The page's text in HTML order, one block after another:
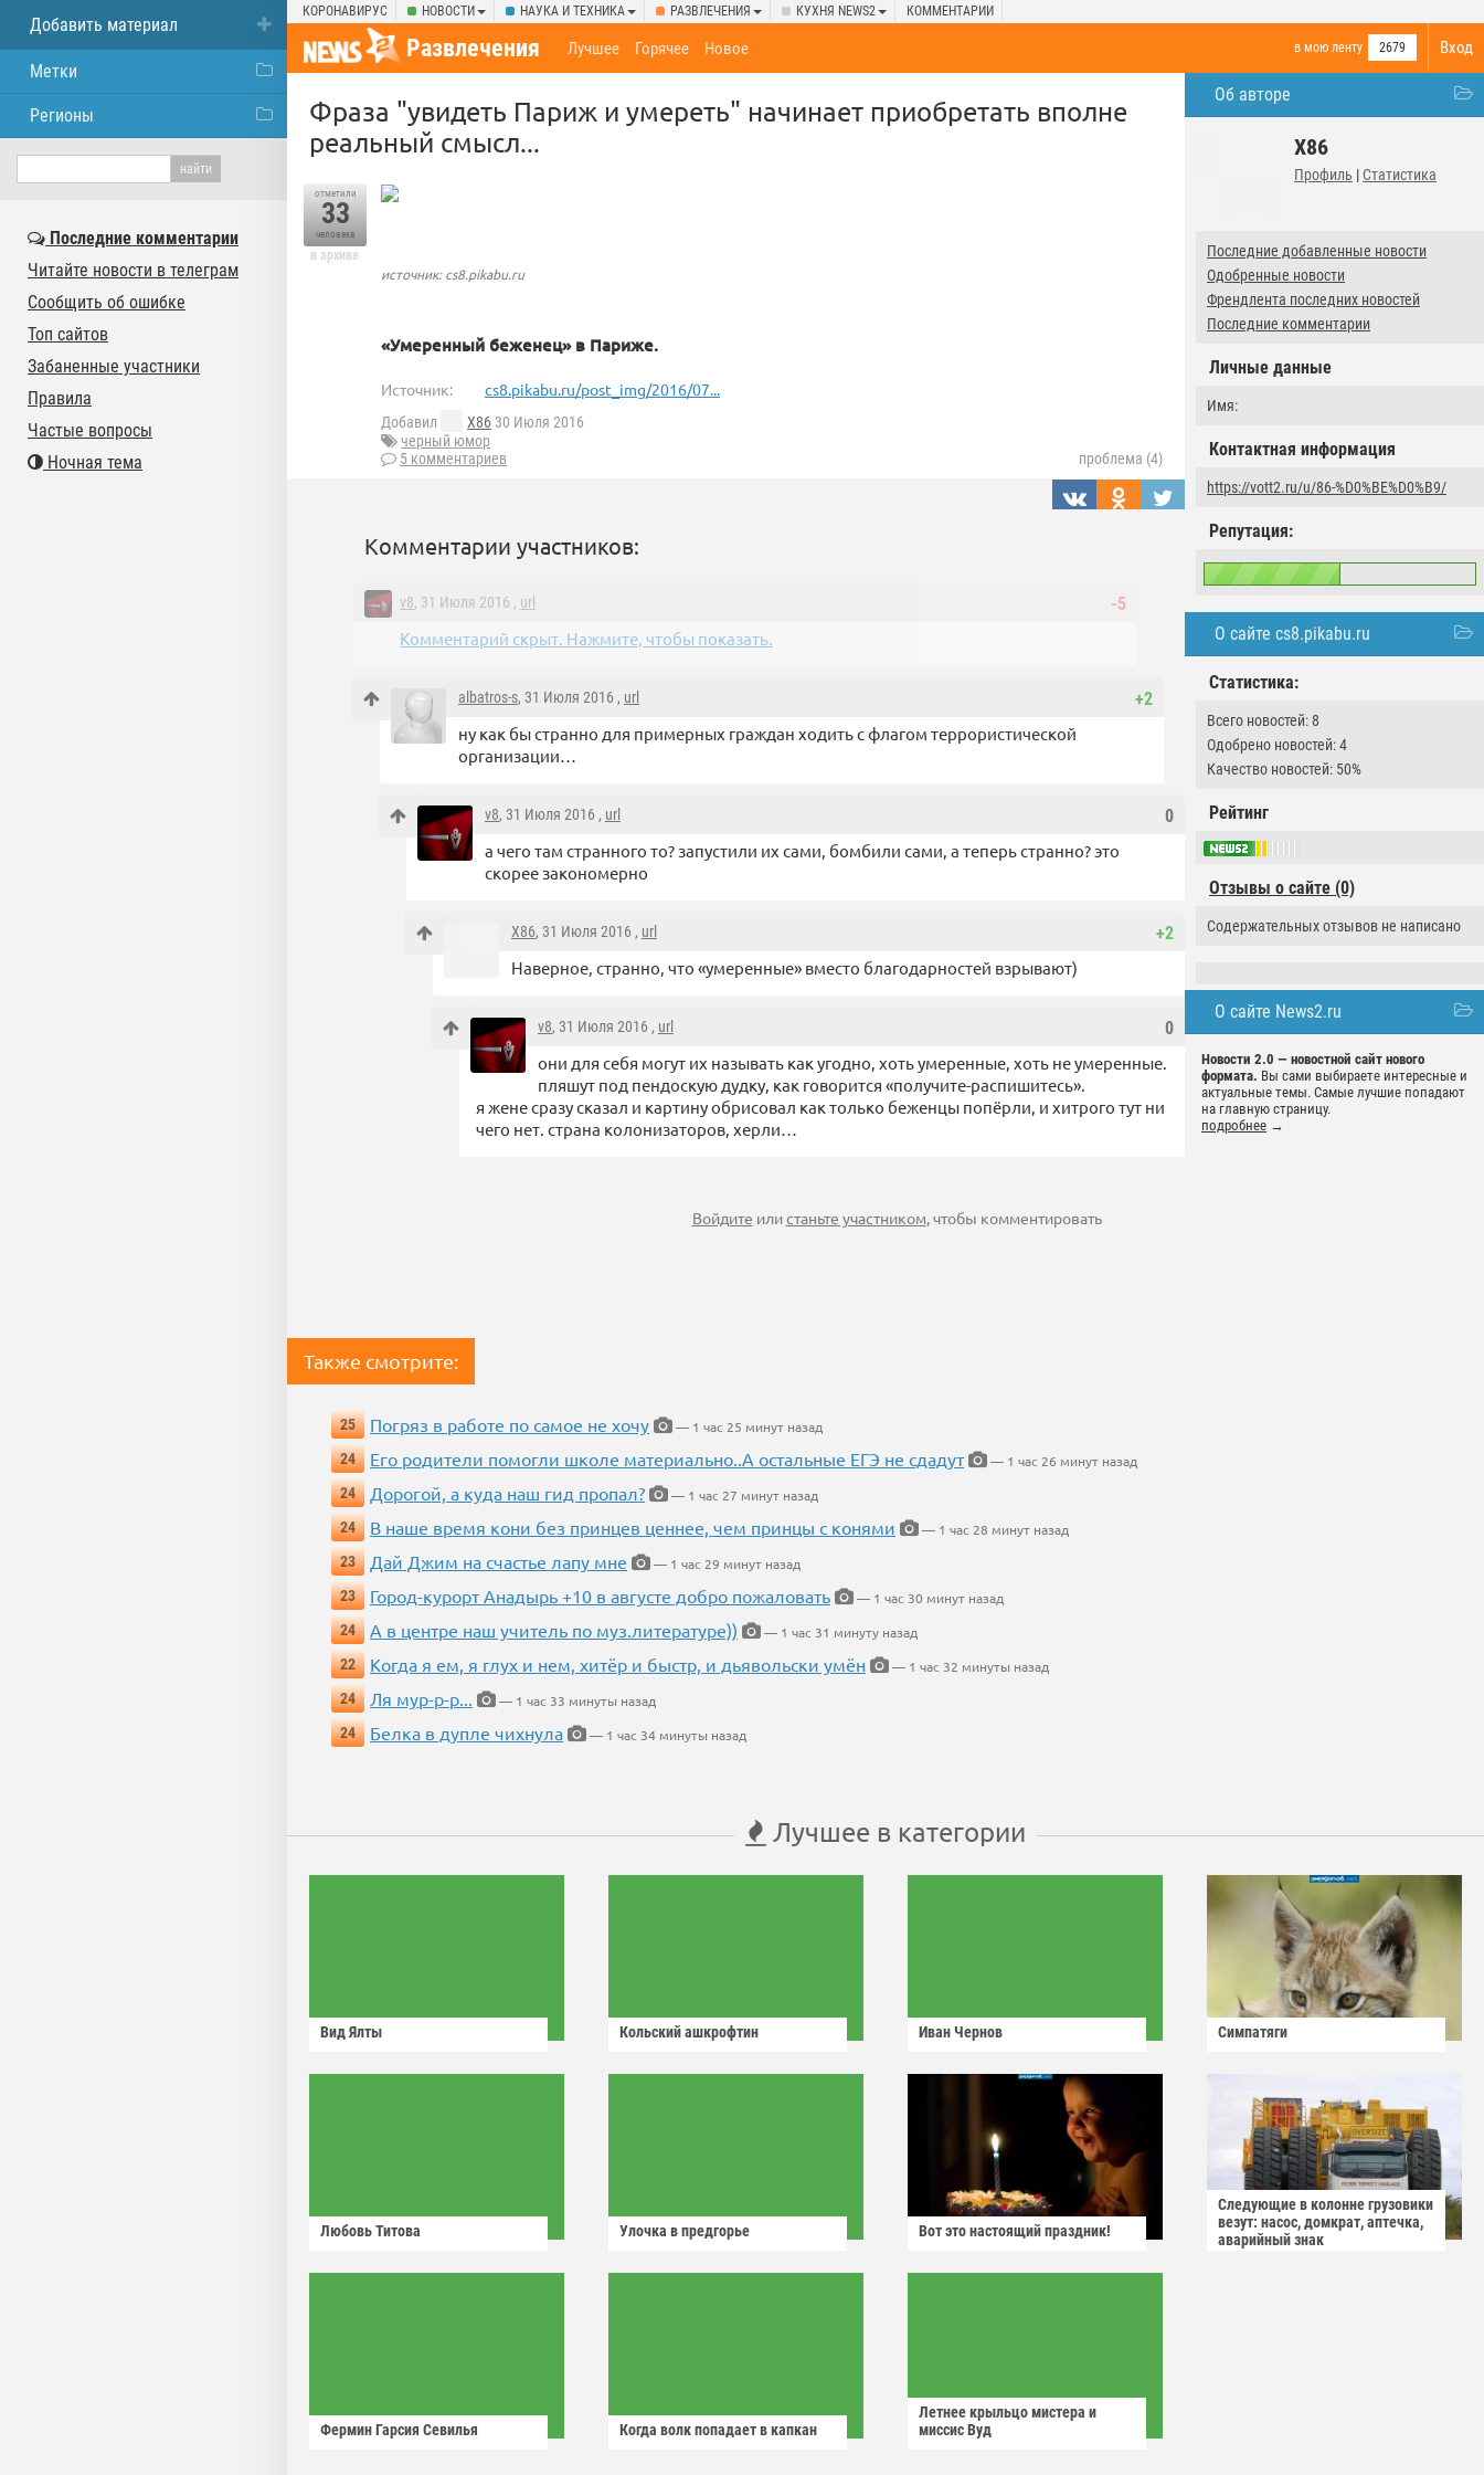
КОРОНАВИРУС НОВОСТИ НАУКА И ТЕХНИКА РАЗВЛЕЧЕНИЯ КУХНЯ NEWS2 КОММЕНТАРИИ
Вход
Развлечения в мою ленту 2679
Лучшее Горячее Новое
Об авторе
X86
Профиль | Статистика
Последние добавленные новости
Одобренные новости
Френдлента последних новостей
Последние комментарии
Личные данные
Имя:
Контактная информация
https://vott2.ru/u/86-%D0%BE%D0%B9/
Репутация:
О сайте cs8.pikabu.ru
Статистика:
Всего новостей: 8
Одобрено новостей: 4
Качество новостей: 50%
Рейтинг
Отзывы о сайте (0)
Содержательных отзывов не написано
О сайте News2.ru
Новости 2.0 — новостной сайт нового
формата. Вы сами выбираете интересные и
актуальные темы. Самые лучшие попадают
на главную страницу.
подробнее →
Фраза "увидеть Париж и умереть" начинает приобретать вполне
реальный смысл...
отметили
33
человека
в архиве
источник: cs8.pikabu.ru
«Умеренный беженец» в Париже.
Источник: cs8.pikabu.ru/post_img/2016/07...
Добавил X86 30 Июля 2016
черный юмор
5 комментариев
проблема (4)
Комментарии участников:
-5
v8, 31 Июля 2016 , url
Комментарий скрыт. Нажмите, чтобы показать.
+2
albatros-s, 31 Июля 2016 , url
ну как бы странно для примерных граждан ходить с флагом террористической
организации…
0
v8, 31 Июля 2016 , url
а чего там странного то? запустили их сами, бомбили сами, а теперь странно? это
скорее закономерно
+2
X86, 31 Июля 2016 , url
Наверное, странно, что «умеренные» вместо благодарностей взрывают)
0
v8, 31 Июля 2016 , url
они для себя могут их называть как угодно, хоть умеренные, хоть не умеренные.
пляшут под пендоскую дудку, как говорится «получите-распишитесь».
я жене сразу сказал и картину обрисовал как только беженцы попёрли, и хитрого тут ни
чего нет. страна колонизаторов, херли…
Войдите илистаньте участником, чтобы комментировать
Также смотрите:
25 Погряз в работе по самое не хочу
— 1 час 25 минут назад
24
Его родители помогли школе материально..А остальные ЕГЭ не сдадут
— 1 час 26 минут назад
24
Дорогой, а куда наш гид пропал?
— 1 час 27 минут назад
24
В наше время кони без принцев ценнее, чем принцы с конями
— 1 час 28 минут назад
23
Дай Джим на счастье лапу мне
— 1 час 29 минут назад
23
Город-курорт Анадырь +10 в августе добро пожаловать
— 1 час 30 минут назад
24
А в центре наш учитель по муз.литературе))
— 1 час 31 минуту назад
22
Когда я ем, я глух и нем, хитёр и быстр, и дьявольски умён
— 1 час 32 минуты назад
24
Ля мур-р-р...
— 1 час 33 минуты назад
24
Белка в дупле чихнула — 1 час 34 минуты назад
Лучшее в категории
Вид Ялты Кольский ашкрофтин Иван Чернов Симпатяги
Любовь Титова Улочка в предгорье Вот это настоящий праздник!
Следующие в колонне грузовики
везут: насос, домкрат, аптечка,
аварийный знак
Фермин Гарсия Севилья Когда волк попадает в капкан
Летнее крыльцо мистера и
миссис Вуд
Добавить материал
Метки
Регионы
Последние комментарии
Читайте новости в телеграм
Сообщить об ошибке
Топ сайтов
Забаненные участники
Правила
Частые вопросы
Ночная тема